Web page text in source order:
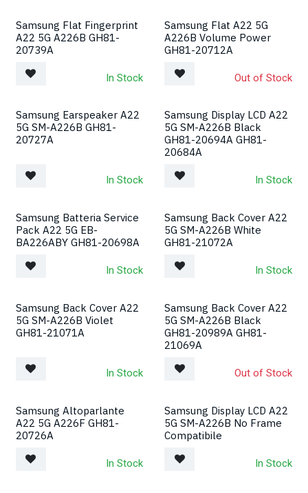
Samsung Flat Fingerprint
A22 5G A226B GH81-
20739A
In Stock
Samsung Flat A22 5G
A226B Volume Power
GH81-20712A
Out of Stock
Samsung Earspeaker A22
5G SM-A226B GH81-
20727A
In Stock
Samsung Display LCD A22
5G SM-A226B Black
GH81-20694A GH81-
20684A
In Stock
Samsung Batteria Service
Pack A22 5G EB-
BA226ABY GH81-20698A
In Stock
Samsung Back Cover A22
5G SM-A226B White
GH81-21072A
In Stock
Samsung Back Cover A22
5G SM-A226B Violet
GH81-21071A
In Stock
Samsung Back Cover A22
5G SM-A226B Black
GH81-20989A GH81-
21069A
Out of Stock
Samsung Altoparlante
A22 5G A226F GH81-
20726A
In Stock
Samsung Display LCD A22
5G SM-A226B No Frame
Compatibile
In Stock